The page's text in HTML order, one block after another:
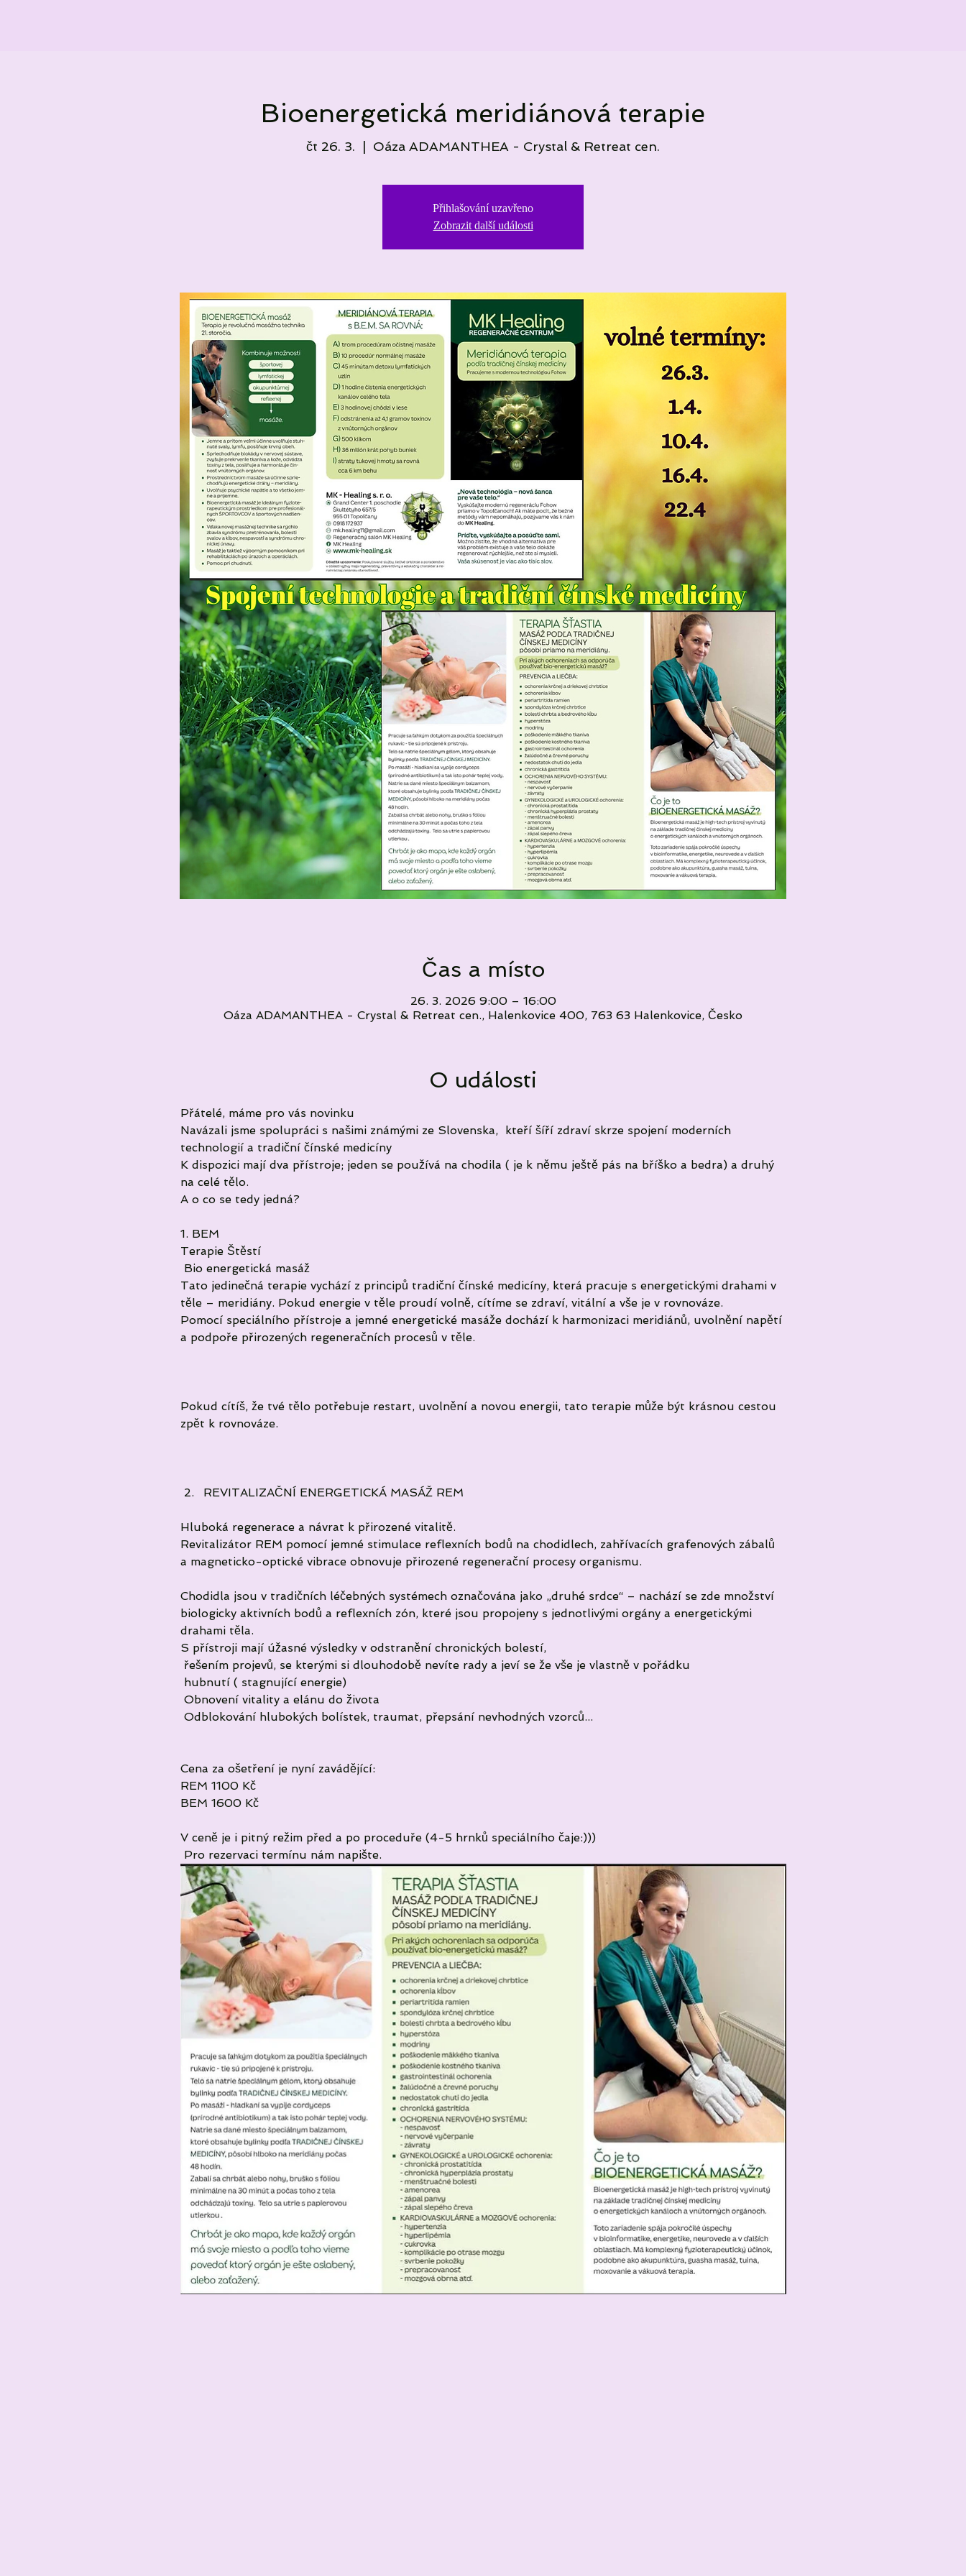
Bioenergetická meridiánová terapie
čt 26. 3. Oáza ADAMANTHEA - Crystal & Retreat cen.
Přihlašování uzavřeno
Zobrazit další události
Čas a místo
26. 3. 2026 9:00 – 16:00
Oáza ADAMANTHEA - Crystal & Retreat cen., Halenkovice 400, 763 63 Halenkovice, Česko
O události
Přátelé, máme pro vás novinku
Navázali jsme spolupráci s našimi známými ze Slovenska,  kteří šíří zdraví skrze spojení moderních
technologií a tradiční čínské medicíny
K dispozici mají dva přístroje; jeden se používá na chodila ( je k němu ještě pás na bříško a bedra) a druhý
na celé tělo.
A o co se tedy jedná?
1. BEM
Terapie Štěstí
‎ Bio energetická masáž
‎Tato jedinečná terapie vychází z principů tradiční čínské medicíny, která pracuje s energetickými drahami v
těle – meridiány. Pokud energie v těle proudí volně, cítíme se zdraví, vitální a vše je v rovnováze.
‎Pomocí speciálního přístroje a jemné energetické masáže dochází k harmonizaci meridiánů, uvolnění napětí
a podpoře přirozených regeneračních procesů v těle.
‎Pokud cítíš, že tvé tělo potřebuje restart, uvolnění a novou energii, tato terapie může být krásnou cestou
zpět k rovnováze.
REVITALIZAČNÍ ENERGETICKÁ MASÁŽ REM
‎Hluboká regenerace a návrat k přirozené vitalitě.
‎Revitalizátor REM pomocí jemné stimulace reflexních bodů na chodidlech, zahřívacích grafenových zábalů
a magneticko-optické vibrace obnovuje přirozené regenerační procesy organismu.
‎Chodidla jsou v tradičních léčebných systémech označována jako „druhé srdce“ – nachází se zde množství
biologicky aktivních bodů a reflexních zón, které jsou propojeny s jednotlivými orgány a energetickými
drahami těla.
S přístroji mají úžasné výsledky v odstranění chronických bolestí,
řešením projevů, se kterými si dlouhodobě nevíte rady a jeví se že vše je vlastně v pořádku
‎ hubnutí ( stagnující energie)
Obnovení vitality a elánu do života
Odblokování hlubokých bolístek, traumat, přepsání nevhodných vzorců...
Cena za ošetření je nyní zavádějící:
REM 1100 Kč
BEM 1600 Kč
V ceně je i pitný režim před a po proceduře (4-5 hrnků speciálního čaje:)))
‎ Pro rezervaci termínu nám napište.